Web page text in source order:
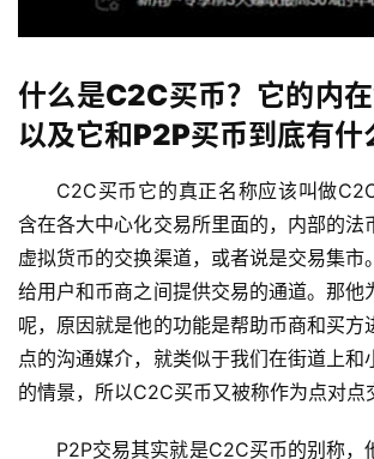
什么是C2C买币？它的内
以及它和P2P买币到底有什
C2C买币它的真正名称应该叫做
含在各大中心化交易所里面的，内部的法
虚拟货币的交换渠道，或者说是交易集市
给用户和币商之间提供交易的通道。那他
呢，原因就是他的功能是帮助币商和买方
点的沟通媒介，就类似于我们在街道上和
的情景，所以C2C买币又被称作为点对点
P2P交易其实就是C2C买币的别称，